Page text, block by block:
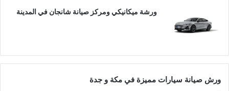
ورشة ميكانيكي ومركز صيانة شانجان في المدينة
ورش صيانة سيارات مميزة في مكة و جدة